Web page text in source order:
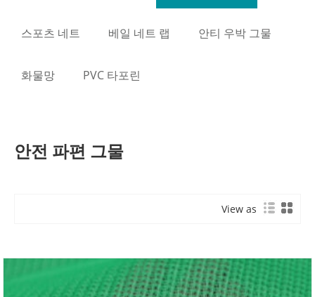
스포츠 네트 베일 네트 랩 안티 우박 그물
화물망 PVC 타포린
안전 파편 그물
View as